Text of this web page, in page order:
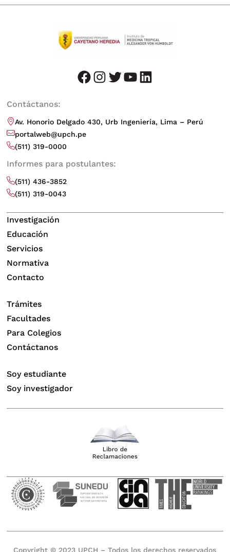
facebook instagram twitter youtube LinkedIn
Contáctanos:
Av. Honorio Delgado 430, Urb Ingeniería, Lima – Perú
portalweb@upch.pe
(511) 319-0000
Informes para postulantes:
(511) 436-3852
(511) 319-0043
Investigación
Educación
Servicios
Normativa
Contacto
Trámites
Facultades
Para Colegios
Contáctanos
Soy estudiante
Soy investigador
Copyright © 2023 UPCH – Todos los derechos reservados